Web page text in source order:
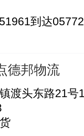
到达
德邦物流
渡头东路21号